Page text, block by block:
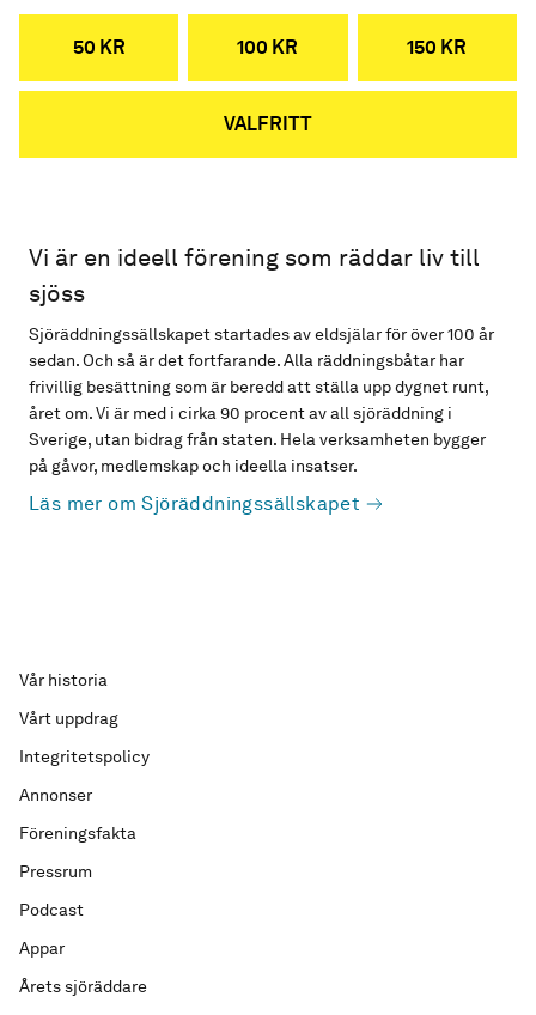
50 KR 100 KR 150 KR
VALFRITT
Vi är en ideell förening som räddar liv till
sjöss
Sjöräddningssällskapet startades av eldsjälar för över 100 år
sedan. Och så är det fortfarande. Alla räddningsbåtar har
frivillig besättning som är beredd att ställa upp dygnet runt,
året om. Vi är med i cirka 90 procent av all sjöräddning i
Sverige, utan bidrag från staten. Hela verksamheten bygger
på gåvor, medlemskap och ideella insatser.
Läs mer om Sjöräddningssällskapet
Vår historia
Vårt uppdrag
Integritetspolicy
Annonser
Föreningsfakta
Pressrum
Podcast
Appar
Årets sjöräddare